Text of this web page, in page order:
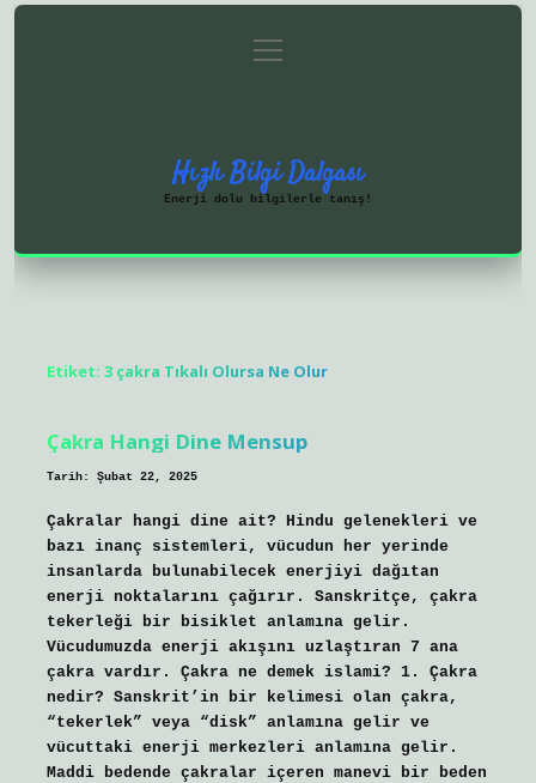
Gizlilik Politikası
menüyü
aç
Hızlı Bilgi Dalgası
Enerji dolu bilgilerle tanış!
Etiket: 3 çakra Tıkalı Olursa Ne Olur
Çakra Hangi Dine Mensup
Tarih: Şubat 22, 2025
Çakralar hangi dine ait? Hindu gelenekleri ve
bazı inanç sistemleri, vücudun her yerinde
insanlarda bulunabilecek enerjiyi dağıtan
enerji noktalarını çağırır. Sanskritçe, çakra
tekerleği bir bisiklet anlamına gelir.
Vücudumuzda enerji akışını uzlaştıran 7 ana
çakra vardır. Çakra ne demek islami? 1. Çakra
nedir? Sanskrit’in bir kelimesi olan çakra,
“tekerlek” veya “disk” anlamına gelir ve
vücuttaki enerji merkezleri anlamına gelir.
Maddi bedende çakralar içeren manevi bir beden